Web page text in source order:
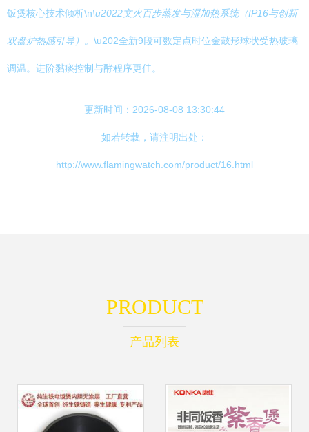
饭煲核心技术倾析\n\u2022文火百步蒸发与湿加热系统（IP16与创新
双盘炉热感引导）。 \u202全新9段可数定点时位金鼓形球状受热玻璃
调温。进阶黏痰控制与酵程序更佳。
更新时间：2026-08-08 13:30:44
如若转载，请注明出处：
http://www.flamingwatch.com/product/16.html
PRODUCT
产品列表